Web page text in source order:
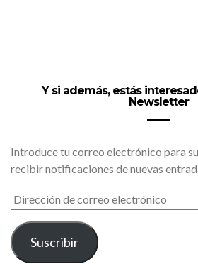
Y si además, estás
Newsletter
Introduce tu correo electrónico para
recibir notificaciones de nuevas
DIRECCIÓN
DE
CORREO
ELECTRÓNICO
Suscribir